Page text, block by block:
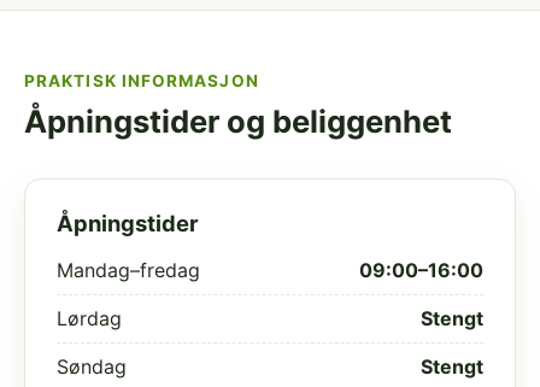
PRAKTISK INFORMASJON
Åpningstider og beliggenhet
Åpningstider
Mandag–fredag 09:00–16:00
Lørdag Stengt
Søndag Stengt